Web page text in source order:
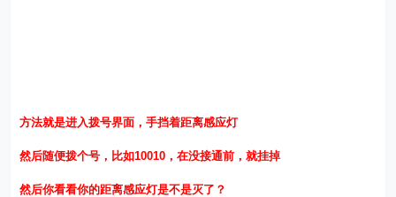
方法就是进入拨号界面，手挡着距离感应灯
然后随便拨个号，比如10010，在没接通前，就挂掉
然后你看看你的距离感应灯是不是灭了？